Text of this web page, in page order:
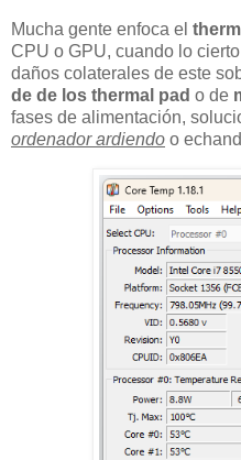
Mucha gente enfoca el
CPU o GPU, cuando lo
daños colaterales de este
de de los thermal pad o de
fases de alimentación,
ordenador ardiendo o